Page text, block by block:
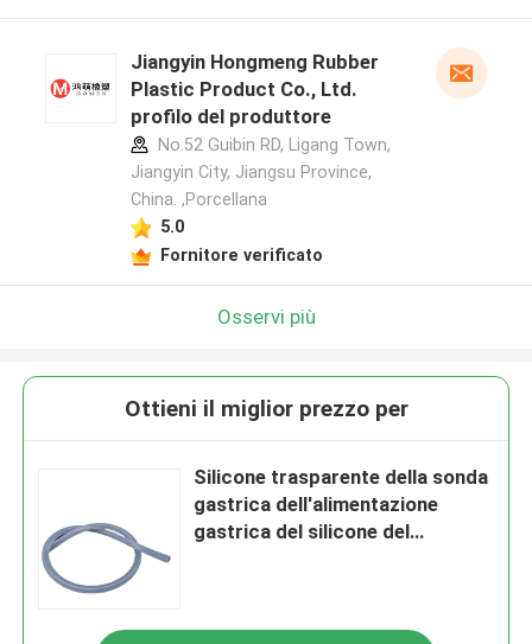
Jiangyin Hongmeng Rubber
Plastic Product Co., Ltd.
profilo del produttore
No.52 Guibin RD, Ligang Town,
Jiangyin City, Jiangsu Province,
China. ,Porcellana
5.0
Fornitore verificato
Osservi più
Ottieni il miglior prezzo per
Silicone trasparente della sonda
gastrica dell'alimentazione
gastrica del silicone del